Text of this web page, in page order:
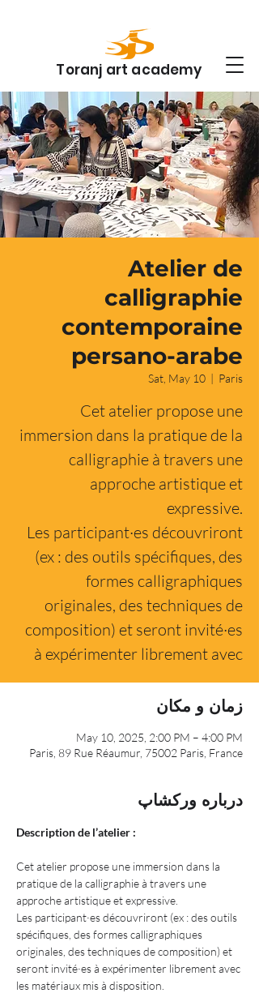
Toranj art academy
Atelier de
calligraphie
contemporaine
persano-arabe
Sat, May 10
  |
Paris
Cet atelier propose une
immersion dans la pratique de la
calligraphie à travers une
approche artistique et
expressive.
Les participant·es découvriront
(ex : des outils spécifiques, des
formes calligraphiques
originales, des techniques de
composition) et seront invité·es
à expérimenter librement avec
زمان و مکان
May 10, 2025, 2:00 PM – 4:00 PM
Paris, 89 Rue Réaumur, 75002 Paris, France
درباره ورکشاپ
Description de l’atelier :
Cet atelier propose une immersion dans la
pratique de la calligraphie à travers une
approche artistique et expressive.
Les participant·es découvriront (ex : des outils
spécifiques, des formes calligraphiques
originales, des techniques de composition) et
seront invité·es à expérimenter librement avec
les matériaux mis à disposition.